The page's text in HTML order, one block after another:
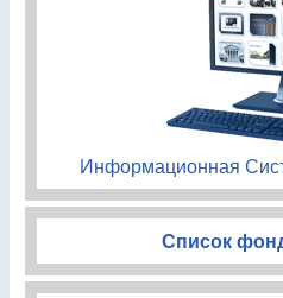
Информационная
Список